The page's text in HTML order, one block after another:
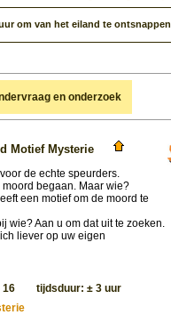
om van het eiland te ontsnappen
en onderzoek
Motief Mysterie
de echte speurders.
moord begaan. Maar wie?
een motief om de moord te
wie? Aan u om dat uit te zoeken.
liever op uw eigen
16 tijdsduur: ± 3 uur